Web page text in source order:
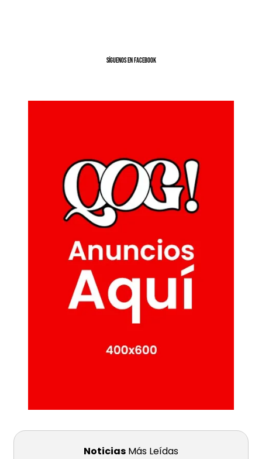
SíGUENOS EN FACEBOOK
Noticias Más Leídas